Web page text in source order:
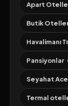
Apart
Butik
Havalimanı
Pansiyonlar
Seyahat
Termal